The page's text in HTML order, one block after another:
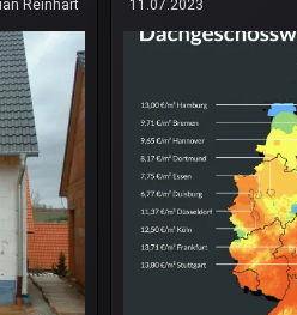
Reinhart 11.07.2023